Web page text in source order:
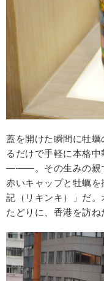
蓋を開けた瞬間に牡蠣
るだけで手軽に本格
―――。その生みの親
赤いキャップと牡蠣
記（リキンキ）」だ
たどりに、香港を訪ね